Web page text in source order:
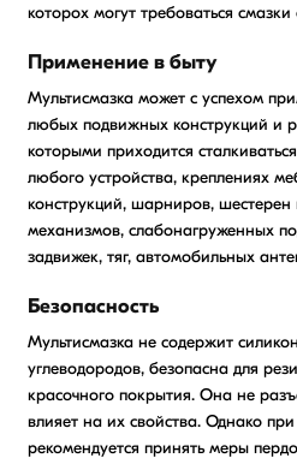
которох могут требоваться
Применение в быту
Мультисмазка может с успехом
любых подвижных конструкций и
которыми приходится
любого устройства, креплениях
конструкций, шарниров, шестерен
механизмов, слабонагруженных
задвижек, тяг, автомобильных
Безопасность
Мультисмазка не содержит
углеводородов, безопасна для
красочного покрытия. Она не
влияет на их свойства. Однако
рекомендуется принять меры